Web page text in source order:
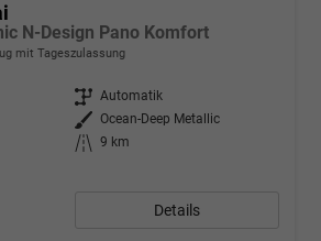
N-Design Pano Komfort
mit Tageszulassung
Getriebe Automatik
Außenfarbe Ocean-Deep Metallic
Kilometerstand
9 km
Details